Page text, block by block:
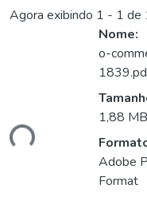
Agora exibindo 1 - 1 de
Nome:
o-
1,88 MB
Adobe
Format